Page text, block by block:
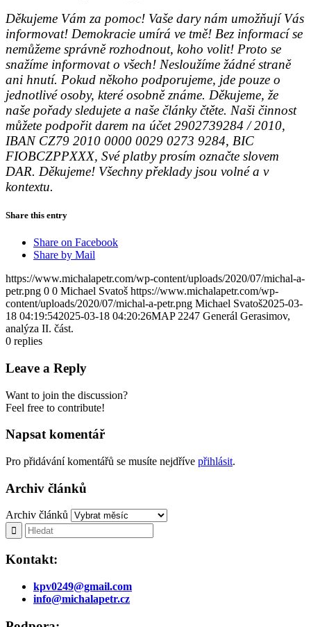
Děkujeme Vám za pomoc! Vaše dary nám umožňují Vás
informovat! Demokracie umírá ve tmě! Bez informací se
nemůžeme správně rozhodnout, koho volit! Proto se
snažíme informovat o všech! Nesloužíme žádné straně
ani hnutí. Pokud někoho podporujeme, jde pouze o
jednotlivé osoby, které osobně známe. Děkujeme, že
naše pořady sledujete a naše články čtěte. Naši činnost
můžete podpořit darem na účet 2902739284 / 2010,
IBAN CZ79 2010 0000 0029 0273 9284, BIC
FIOBCZPPXXX, Své platby prosím označte slovem
DAR. Děkujeme! Všechny překlady jsou volné a v
kontextu.
Share this entry
Share on Facebook
Share by Mail
https://www.michalapetr.com/wp-content/uploads/2020/07/michal-a-
petr.png 0 0 Michael Svatoš https://www.michalapetr.com/wp-
content/uploads/2020/07/michal-a-petr.png Michael Svatoš2025-03-
18 04:19:542025-03-18 04:20:26MAP 2247 Generál Gerasimov,
analýza II. část.
0 replies
Leave a Reply
Want to join the discussion?
Feel free to contribute!
Napsat komentář
Pro přidávání komentářů se musíte nejdříve přihlásit.
Archiv článků
Archiv článků
Kontakt:
kpv0249@gmail.com
info@michalapetr.cz